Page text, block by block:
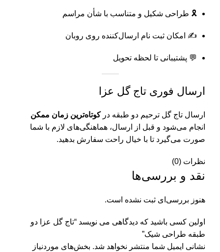
🎗️ طراحی شکیل و متناسب با شأن مراسم
✍️ امکان ثبت نام ارسال‌کننده روی روبان
💬 پشتیبانی تا لحظه تحویل
ارسال فوری تاج گل عزا
ارسال تاج گل ترحیم دو طبقه درکوتاه‌ترین زمان ممکن
انجام می‌شود و قبل از ارسال، هماهنگی‌های لازم با شما
صورت می‌گیرد تا با خیال راحت سفارش بدهید.
نظرات (0)
نقد و بررسی‌ها
هنوز بررسی‌ای ثبت نشده است.
اولین کسی باشید که دیدگاهی می نویسد “تاج گل عزا دو
طبقه طراحی شیک”
نشانی ایمیل شما منتشر نخواهد شد. بخش‌های موردنیاز